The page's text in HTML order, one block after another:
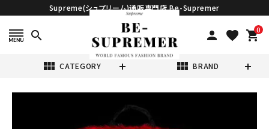
Supreme(シュプリーム)通販専門店 Be-Supremer
search person favorite 0
shopping_cart
view_module CATEGORY view_module BRAND